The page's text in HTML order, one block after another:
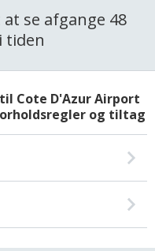
se afgange 48
tiden
Cote D'Azur Airport
og tiltag